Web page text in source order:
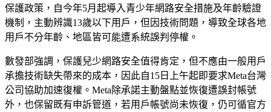
保護政策，自今年5月起導入青少年網路安全措施及年齡驗證
機制，主動辨識13歲以下用戶，但因技術問題，導致全球各地
用戶不分年齡、地區皆可能遭系統誤判停權。
數發部強調，保護兒少網路安全值得肯定，但不應由一般用戶
承擔技術缺失帶來的成本，因此自15日上午起即要求Meta台灣
公司協助加速復權。Meta除承諾主動盤點並恢復遭誤封帳號
外，也保留既有申訴管道，若用戶帳號尚未恢復，仍可循官方